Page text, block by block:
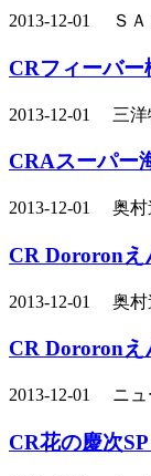
2013-12-01 Ｓ
CRフィーバー
2013-12-01 三
CRAスーパー
2013-12-01 奥
CR Dororonえ
2013-12-01 奥
CR Dororonえ
2013-12-01 ニ
CR花の慶次